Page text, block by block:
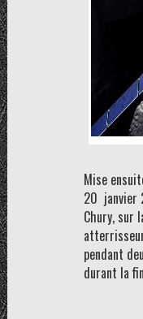
Mise
20 janvier
Chury, sur
pendant
durant la